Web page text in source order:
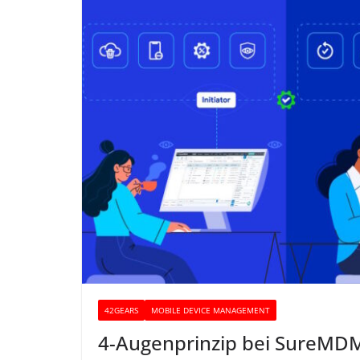
42GEARS MOBILE DEVICE MANAGEMENT
4-Augenprinzip bei